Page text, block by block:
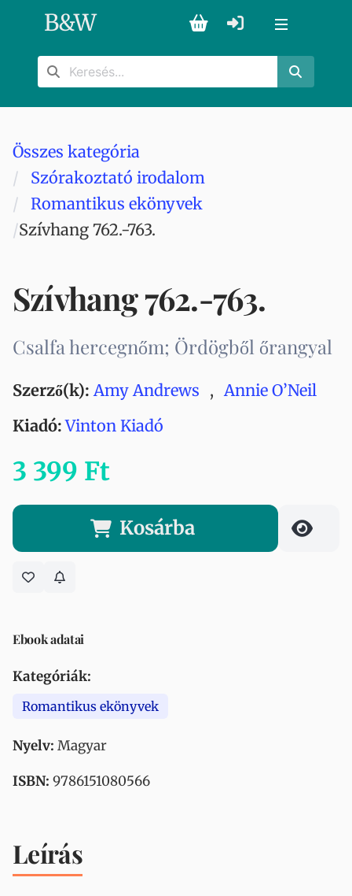
B&W
Összes kategória
Szórakoztató irodalom
Romantikus ekönyvek
Szívhang 762.-763.
Szívhang 762.-763.
Csalfa hercegnőm; Ördögből őrangyal
Szerző(k): Amy Andrews , Annie O’Neil
Kiadó: Vinton Kiadó
3 399 Ft
Kosárba
Ebook adatai
Kategóriák:
Romantikus ekönyvek
Nyelv: Magyar
ISBN: 9786151080566
Leírás